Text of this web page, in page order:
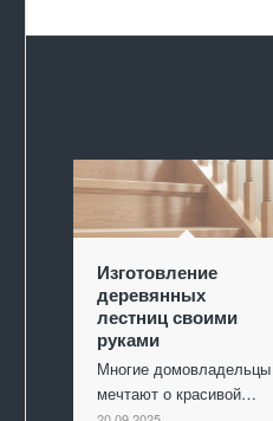
Изготовление
деревянных
лестниц своими
руками
Многие домовладельцы
мечтают о красивой…